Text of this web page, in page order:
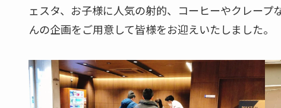
ェスタ、お子様に人気の射的、コーヒーやクレー
んの企画をご用意して皆様をお迎えいたしました。